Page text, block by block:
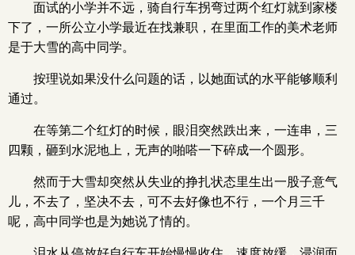
面试的小学并不远，骑自行车拐弯过两个红灯就到家楼
下了，一所公立小学最近在找兼职，在里面工作的美术老师
是于大雪的高中同学。
按理说如果没什么问题的话，以她面试的水平能够顺利
通过。
在等第二个红灯的时候，眼泪突然跌出来，一连串，三
四颗，砸到水泥地上，无声的啪嗒一下碎成一个圆形。
然而于大雪却突然从失业的挣扎状态里生出一股子意气
儿，不去了，坚决不去，可不去好像也不行，一个月三千
呢，高中同学也是为她说了情的。